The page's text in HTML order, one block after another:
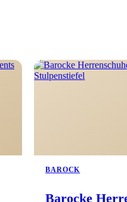
BAROCK
Barocke